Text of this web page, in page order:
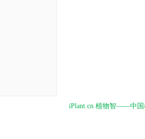
iPlant.cn 植物智——中国